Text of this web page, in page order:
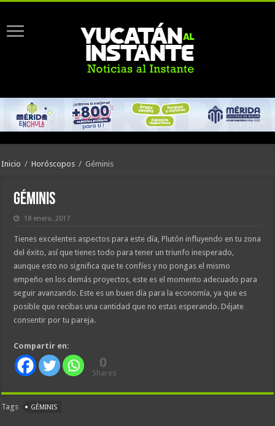
Inicio / Horóscopos / Géminis
Géminis
18 enero, 2017
Tienes excelentes aspectos para este día, Plutón influyendo en tu zona
del éxito, así que tienes todo para tener un triunfo inesperado,
aunque esto no significa que te confíes y no pongas el mismo
empeño en los demás proyectos, este es el momento adecuado para
seguir avanzando. Este es un buen día para la economía, ya que es
posible que recibas una cantidad que no estas esperando. Déjate
consentir por tu pareja.
Compartir en:
0
Shares
Tags GÉMINIS